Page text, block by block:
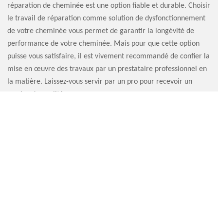
réparation de cheminée est une option fiable et durable. Choisir
le travail de réparation comme solution de dysfonctionnement
de votre cheminée vous permet de garantir la longévité de
performance de votre cheminée. Mais pour que cette option
puisse vous satisfaire, il est vivement recommandé de confier la
mise en œuvre des travaux par un prestataire professionnel en
la matière. Laissez-vous servir par un pro pour recevoir un
service de qualité.